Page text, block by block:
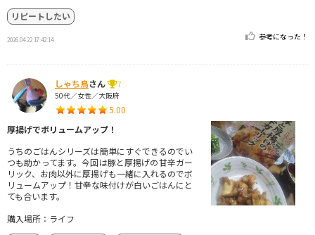
リピートしたい
2026.04.22 17:42:14 参考になった！
しゃち鳥さん
7
50代／女性／大阪府
5.00
厚揚げでボリュームアップ！
うちのごはんシリーズは簡単にすぐできるのでい
つも助かってます。今回は豚と厚揚げの甘辛ガー
リック、お肉以外に厚揚げも一緒に入れるのでボ
リュームアップ！甘辛な味付けが白いごはんにと
ても合います。
購入場所：ライフ